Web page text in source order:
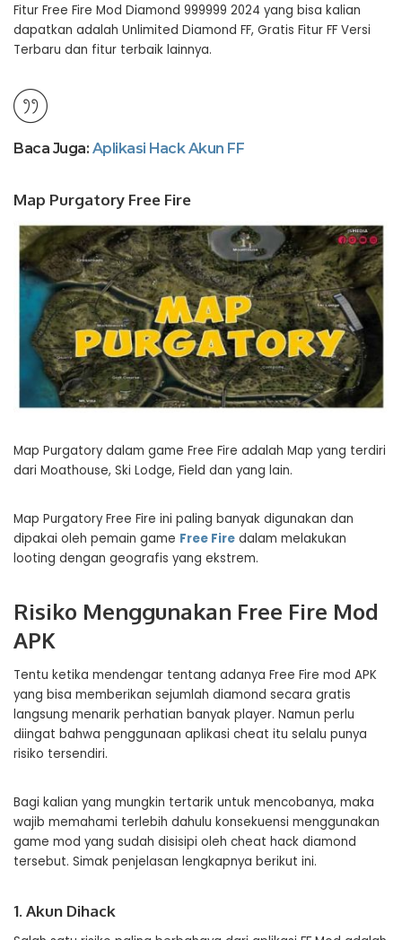
Fitur Free Fire Mod Diamond 999999 2024 yang bisa kalian
dapatkan adalah Unlimited Diamond FF, Gratis Fitur FF Versi
Terbaru dan fitur terbaik lainnya.
Baca Juga: Aplikasi Hack Akun FF
Map Purgatory Free Fire
Map Purgatory dalam game Free Fire adalah Map yang terdiri
dari Moathouse, Ski Lodge, Field dan yang lain.
Map Purgatory Free Fire ini paling banyak digunakan dan
dipakai oleh pemain game Free Fire dalam melakukan
looting dengan geografis yang ekstrem.
Risiko Menggunakan Free Fire Mod
APK
Tentu ketika mendengar tentang adanya Free Fire mod APK
yang bisa memberikan sejumlah diamond secara gratis
langsung menarik perhatian banyak player. Namun perlu
diingat bahwa penggunaan aplikasi cheat itu selalu punya
risiko tersendiri.
Bagi kalian yang mungkin tertarik untuk mencobanya, maka
wajib memahami terlebih dahulu konsekuensi menggunakan
game mod yang sudah disisipi oleh cheat hack diamond
tersebut. Simak penjelasan lengkapnya berikut ini.
1. Akun Dihack